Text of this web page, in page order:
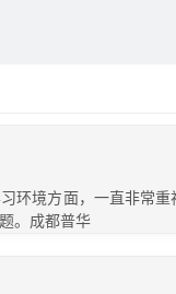
环境方面，一直非常
。成都普华